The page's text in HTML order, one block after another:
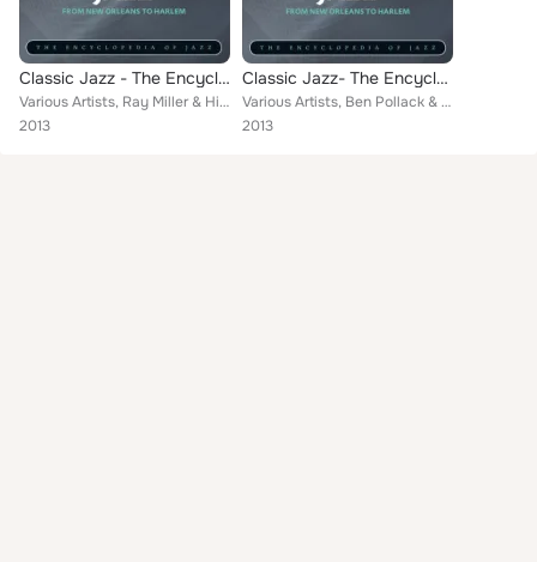
Classic Jazz - The Encyclopedia of Jazz - From New Orleans to Harlem, Vol. 100
Various Artists, Ray Miller & His Orchestra, Mills Hotsy Totsy Gang, Hoagy Carmichael & His Orchestra, Lou Raderman & His Pelham...
2013
Classic Jazz- The Encyclopedia of Jazz - From New Orleans to Harlem, Vol. 81
Various Artists, Ben Pollack & His Orchestra, Mills Hotsy Totsy Gang, Whoopee Makers, Benny Goodman Trio, Red Nichols & His Five...
2013